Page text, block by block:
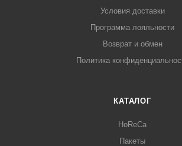
Условия доставки
Программа лояльности
Возврат и обмен
Политика
КАТАЛОГ
HoReCa
Пакеты